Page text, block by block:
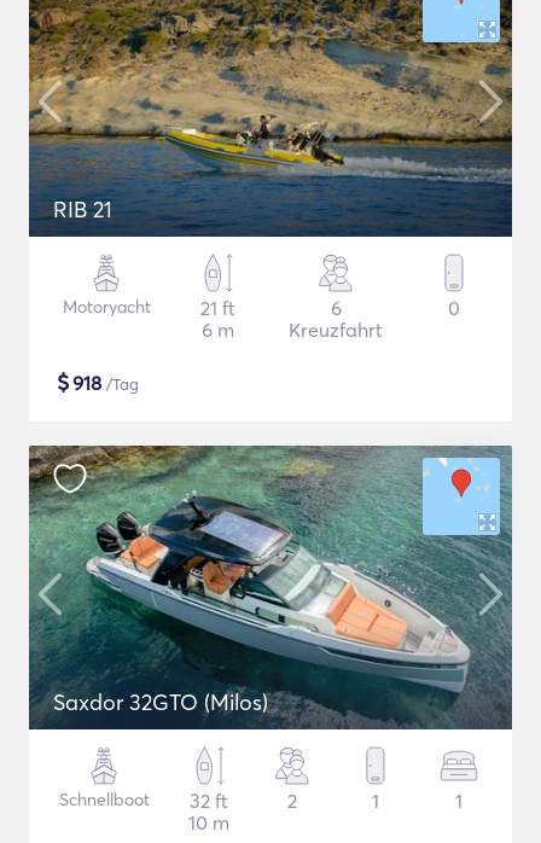
RIB 21
Motoryacht
21 ft
6 m
6
Kreuzfahrt
0
$918 /Tag
Saxdor 32GTO (Milos)
Schnellboot
32 ft
10 m
2 1 1